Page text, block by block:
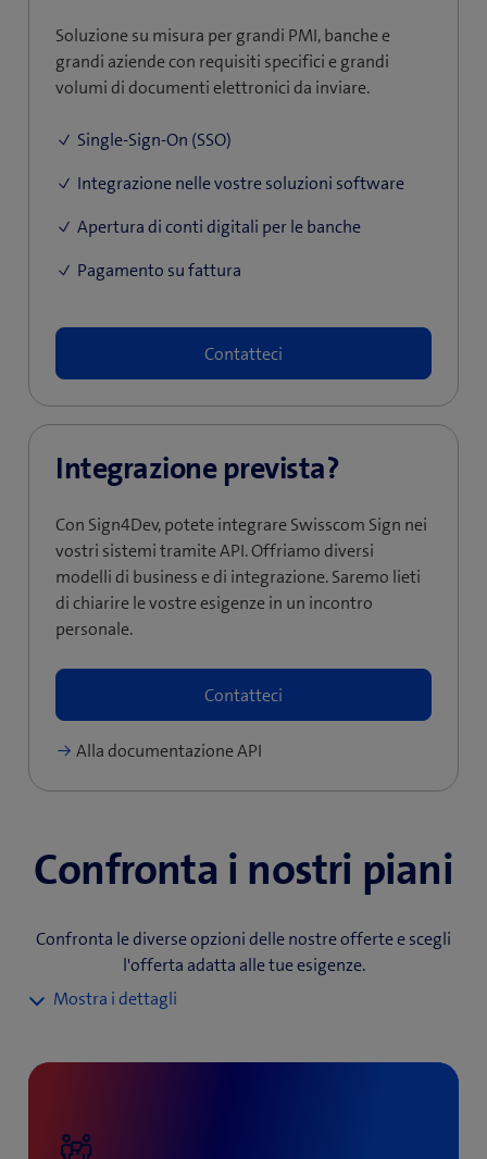
Soluzione su misura per grandi PMI, banche e
grandi aziende con requisiti specifici e grandi
volumi di documenti elettronici da inviare.
Single-Sign-On (SSO)
Integrazione nelle vostre soluzioni software
Apertura di conti digitali per le banche
Pagamento su fattura
Contatteci
Integrazione prevista?
Con Sign4Dev, potete integrare Swisscom Sign nei
vostri sistemi tramite API. Offriamo diversi
modelli di business e di integrazione. Saremo lieti
di chiarire le vostre esigenze in un incontro
personale.
Contatteci
Alla documentazione API
Confronta i nostri piani
Confronta le diverse opzioni delle nostre offerte e scegli
l'offerta adatta alle tue esigenze.